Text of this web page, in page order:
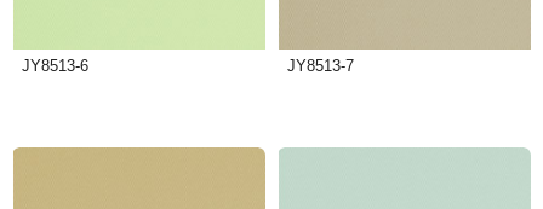
JY8513-6 JY8513-7